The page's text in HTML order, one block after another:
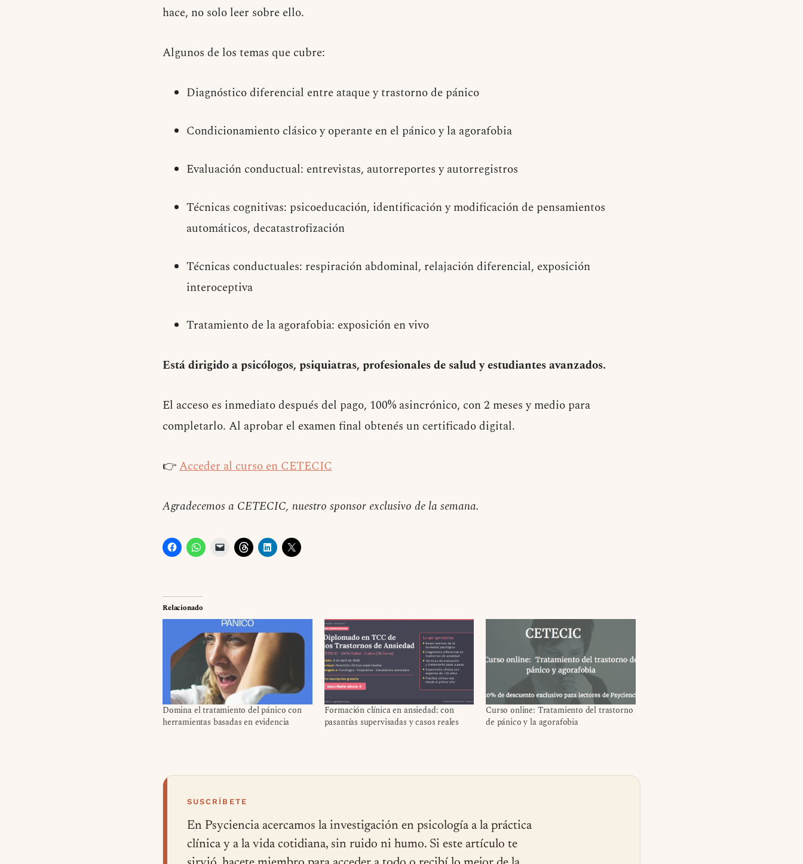
hace, no solo leer sobre ello.
Algunos de los temas que cubre:
Diagnóstico diferencial entre ataque y trastorno de pánico
Condicionamiento clásico y operante en el pánico y la agorafobia
Evaluación conductual: entrevistas, autorreportes y autorregistros
Técnicas cognitivas: psicoeducación, identificación y modificación de pensamientos
automáticos, decatastrofización
Técnicas conductuales: respiración abdominal, relajación diferencial, exposición
interoceptiva
Tratamiento de la agorafobia: exposición en vivo
Está dirigido a psicólogos, psiquiatras, profesionales de salud y estudiantes avanzados.
El acceso es inmediato después del pago, 100% asincrónico, con 2 meses y medio para
completarlo. Al aprobar el examen final obtenés un certificado digital.
👉Acceder al curso en CETECIC
Agradecemos a CETECIC, nuestro sponsor exclusivo de la semana.
Relacionado
Domina el tratamiento del pánico con
herramientas basadas en evidencia
Formación clínica en ansiedad: con
pasantías supervisadas y casos reales
Curso online: Tratamiento del trastorno
de pánico y la agorafobia
SUSCRÍBETE
En Psyciencia acercamos la investigación en psicología a la práctica
clínica y a la vida cotidiana, sin ruido ni humo. Si este artículo te